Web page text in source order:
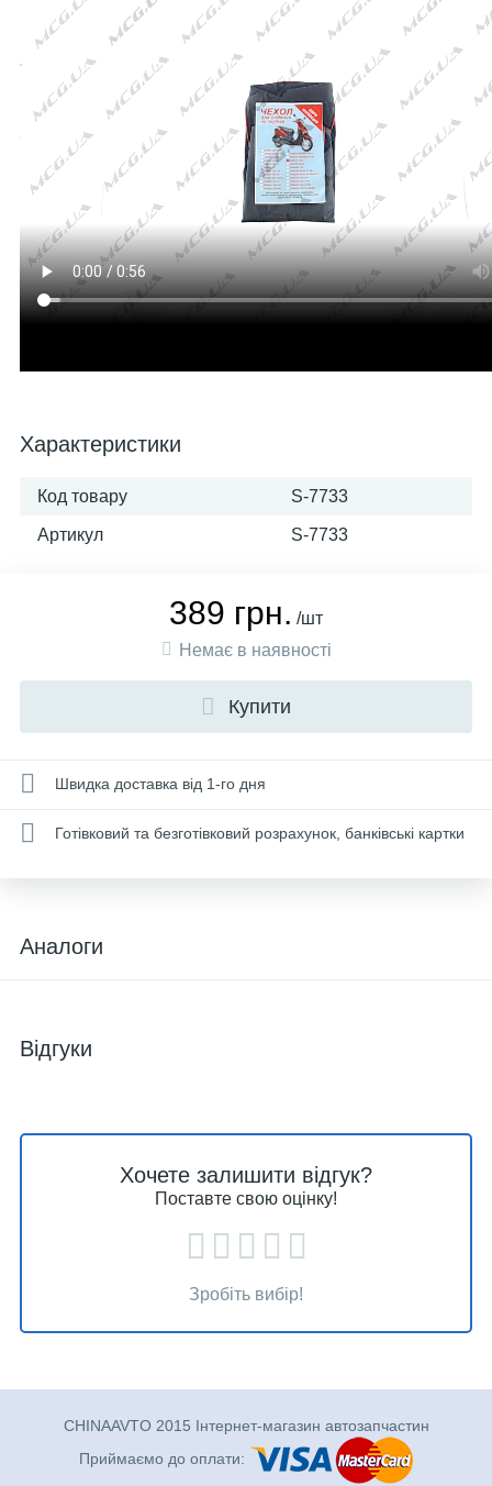
Характеристики
Код товару S-7733
Артикул S-7733
389 грн. /шт
Немає в наявності
Купити
Швидка доставка від 1-го дня
Готівковий та безготівковий розрахунок, банківські картки
Аналоги
Відгуки
Хочете залишити відгук?
Поставте свою оцінку!
Зробіть вибір!
CHINAAVTO 2015 Інтернет-магазин автозапчастин
Приймаємо до оплати: